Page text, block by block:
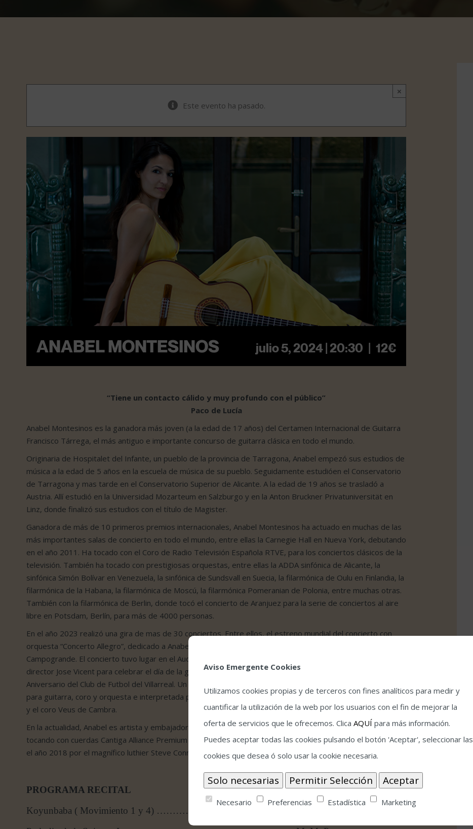
×
Este evento ha pasado.
ANABEL MONTESINOS julio 5, 2024 | 20:30 12€
“Tiene un contacto cálido y muy profundo con el público”
Paco de Lucía
Anabel Montesinos es la ganadora más joven (a la edad de 17 años) del Certamen Internacional de Guitarra
Francisco Tárrega, el más antiguo e importante concurso de guitarra clásica en todo el mundo.
Originaria de Hospitalet del Infante, un pueblo de la provincia de Tarragona, Anabel empezó sus estudios de
música a la edad de 5 años en la escuela de música de su pueblo. Seguidamente estudióen el Conservatorio
de Tarragona y mas tarde en el Conservatorio Superior de Alicante. A la edad de 19 años se trasladó a
Austria. Allí estudió en la Universidad Mozarteum en Salzburgo y en la Anton Bruckner Privatuniversität en
Linz, donde finalizó sus estudios con el título de Magister.
Ganadora de más de 10 primeros premios internacionales, Anabel Montesinos ha actuado en muchas de las
más importantes salas de concierto en todo el mundo, entre ellas la Carnegie Hall en Nueva York, debutando
en el año 2011. Ha tocado con el Coro de Radio Televisión Española RTVE, para los conciertos clásicos de la
televisión. También ha tocado con prestigiosas orquestas, entre ellas la ADDA sinfónica de Alicante, la
sinfónica Simón Bolívar en Venezuela, la sinfónica de Sundsvall en Suecia, la filarmónica de Oulu en Finlandia, la
filarmónica de la Habana, la filarmónica de Moscú, la filarmónica Pomeranian de Polonia, entre muchas otras.
También con la filarmónica de Berlin, donde tocó el concierto de Aranjuez para la serie de conciertos al aire
libre en Potsdam, Berlín, para más de 4000 personas.
En el año 2023 realizó una gira de mas de 30 conciertos. Entre ellos, el estreno mundial del concierto con
orquesta “Concerto Allegro”, dedicado a Anabel Montesinos y escrito por el compositor italiano Nicola
Campogrande. El concierto tuvo lugar en el Auditorio de Alicante junto a la orquesta ADDA Simfònica y su
director Jose Vicent para celebrar el día de la guitarra. Otra actividad a destacar es la celebración del 100
Aniversario del Club de Futbol del Villarreal. Un concierto dedicado a la música de Francisco Tárrega arreglada
para guitarra, coro y orquesta e interpretada por Anabel en la guitarra, los solistas de la Royal Opera House
y el coro Veus de Cambra.
En la actualidad, Anabel es artista y embajadora de la plataforma Strömmar. También es artista Savarez,
tocando con cuerdas Cantiga Alliance Premium tensión alta y su guitarra, llamada Jasmine, fue construida en
el año 2018 por el magnífico luthier Steve Connor.
PROGRAMA RECITAL
Koyunbaba ( Movimiento 1 y 4) ………………………………………. C. Domeniconi
Aviso Emergente Cookies
Utilizamos cookies propias y de terceros con fines analíticos para medir y
cuantificar la utilización de la web por los usuarios con el fin de mejorar la
oferta de servicios que le ofrecemos. Clica AQUÍ para más información.
Puedes aceptar todas las cookies pulsando el botón 'Aceptar', seleccionar las
cookies que desea ó solo usar la cookie necesaria.
Necesario Preferencias Estadística Marketing